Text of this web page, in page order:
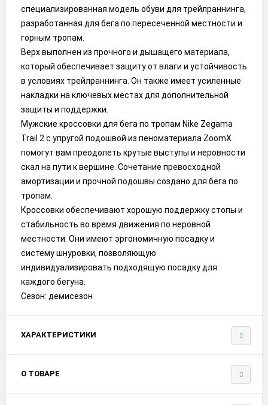
специализированная модель обуви для трейлраннинга,
разработанная для бега по пересеченной местности и
горным тропам.
Верх выполнен из прочного и дышащего материала,
который обеспечивает защиту от влаги и устойчивость
в условиях трейлраннинга. Он также имеет усиленные
накладки на ключевых местах для дополнительной
защиты и поддержки.
Мужские кроссовки для бега по тропам Nike Zegama
Trail 2 с упругой подошвой из пеноматериала ZoomX
помогут вам преодолеть крутые выступы и неровности
скал на пути к вершине. Сочетание превосходной
амортизации и прочной подошвы создано для бега по
тропам.
Кроссовки обеспечивают хорошую поддержку стопы и
стабильность во время движения по неровной
местности. Они имеют эргономичную посадку и
систему шнуровки, позволяющую
индивидуализировать подходящую посадку для
каждого бегуна.
Сезон: демисезон
ХАРАКТЕРИСТИКИ
О ТОВАРЕ